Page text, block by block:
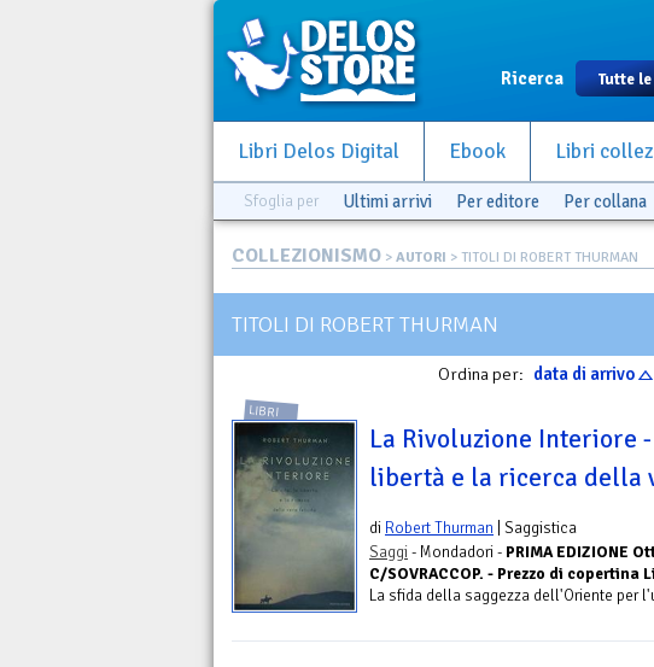
Ricerca
Libri Delos Digital Ebook Libri
Sfoglia per Ultimi arrivi Per editore Per collana
COLLEZIONISMO > AUTORI > TITOLI DI ROBERT THURMAN
TITOLI DI ROBERT THURMAN
Ordina per: data di arrivo
LIBRI
La Rivoluzione Interiore
libertà e la ricerca della
di Robert Thurman | Saggistica
Saggi - Mondadori - PRIMA EDIZIONE
C/SOVRACCOP. - Prezzo di copertina
La sfida della saggezza dell'Oriente per